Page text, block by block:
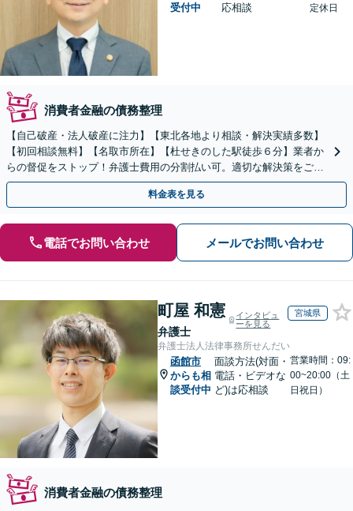
受付中
応相談
定休日
消費者金融の債務整理
【自己破産・法人破産に注力】【東北各地より相談・解決実績多数】
【初回相談無料】【名取市所在】【杜せきのした駅徒歩６分】業者か
らの督促をストップ！弁護士費用の分割払い可。適切な解決策をご提
案します【土曜相談可】【駐車場完備】【完全個室】
料金表を見る
電話でお問い合わせ メールでお問い合わせ
町屋 和憲
弁護士
インタビュ
ーを見る
宮城県
弁護士法人法律事務所せんだい
函館市
からも相
談受付中
面談方法(対面・
電話・ビデオな
ど)は応相談
営業時間：09:
00~20:00（土
日祝日）
消費者金融の債務整理